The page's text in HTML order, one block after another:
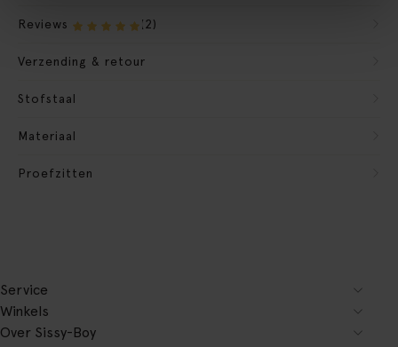
Reviews (2)
Verzending & retour
Stofstaal
Materiaal
Proefzitten
Service
Winkels
Over Sissy-Boy